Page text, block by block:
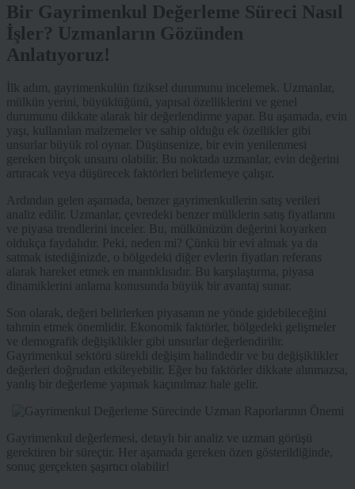
Bir Gayrimenkul Değerleme Süreci Nasıl
İşler? Uzmanların Gözünden
Anlatıyoruz!
İlk adım, gayrimenkulün fiziksel durumunu incelemek. Uzmanlar,
mülkün yerini, büyüklüğünü, yapısal özelliklerini ve genel
durumunu dikkate alarak bir değerlendirme yapar. Bu aşamada, evin
yaşı, kullanılan malzemeler ve sahip olduğu ek özellikler gibi
unsurlar büyük rol oynar. Düşünsenize, bir evin yenilenmesi
gereken birçok unsuru olabilir. Bu noktada uzmanlar, evin değerini
artıracak veya düşürecek faktörleri belirlemeye çalışır.
Ardından gelen aşamada, benzer gayrimenkullerin satış verileri
analiz edilir. Uzmanlar, çevredeki benzer mülklerin satış fiyatlarını
ve piyasa trendlerini inceler. Bu, mülkünüzün değerini koyarken
oldukça faydalıdır. Peki, neden mi? Çünkü bir evi almak ya da
satmak istediğinizde, o bölgedeki diğer evlerin fiyatları referans
alarak hareket etmek en mantıklısıdır. Bu karşılaştırma, piyasa
dinamiklerini anlama konusunda büyük bir avantaj sunar.
Son olarak, değeri belirlerken piyasanın ne yönde gidebileceğini
tahmin etmek önemlidir. Ekonomik faktörler, bölgedeki gelişmeler
ve demografik değişiklikler gibi unsurlar değerlendirilir.
Gayrimenkul sektörü sürekli değişim halindedir ve bu değişiklikler
değerleri doğrudan etkileyebilir. Eğer bu faktörler dikkate alınmazsa,
yanlış bir değerleme yapmak kaçınılmaz hale gelir.
Gayrimenkul değerlemesi, detaylı bir analiz ve uzman görüşü
gerektiren bir süreçtir. Her aşamada gereken özen gösterildiğinde,
sonuç gerçekten şaşırtıcı olabilir!